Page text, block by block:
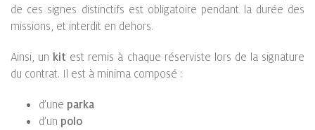
de ces signes distinctifs est obligatoire pendant la durée des
missions, et interdit en dehors.
Ainsi, un kit est remis à chaque réserviste lors de la signature
du contrat. Il est à minima composé :
d’une parka
d’un polo